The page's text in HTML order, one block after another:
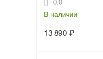
0.0
В наличии
13 890 ₽